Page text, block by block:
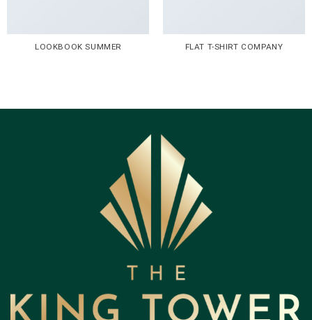
LOOKBOOK SUMMER FLAT T-SHIRT COMPANY